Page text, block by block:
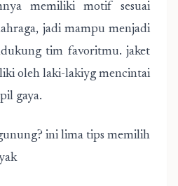
memiliki motif sesuai
jadi mampu menjadi
tim favoritmu. jaket
oleh laki-lakiyg mencintai
gaya.
ini lima tips memilih